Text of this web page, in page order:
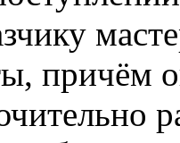
причём